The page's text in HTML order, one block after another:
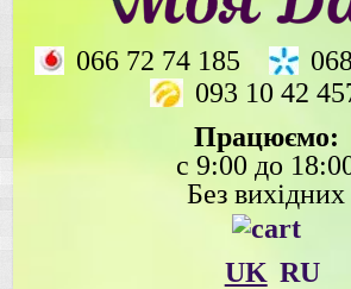
066 72 74 185
093 10 42
Працюємо:
с 9:00 до
Без вихідних
UK RU